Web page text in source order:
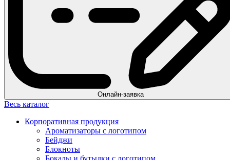
Онлайн-заявка
Весь каталог
Корпоративная продукция
Ароматизаторы с логотипом
Бейджи
Блокноты